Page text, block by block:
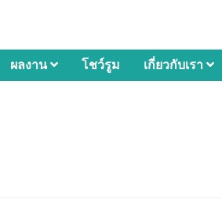
ผลงาน โชว์รูม เกี่ยวกับเรา